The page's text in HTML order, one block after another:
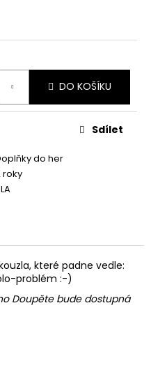
DO KOŠÍKU
do her
roky
Sdílet
které padne vedle:
problém :-)
Doupěte bude dostupná